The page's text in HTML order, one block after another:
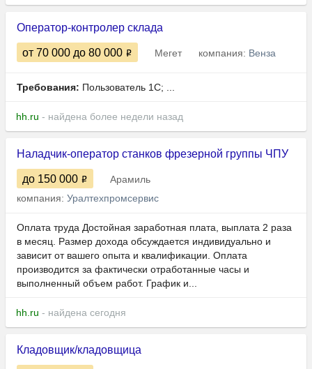
Оператор-контролер склада
от 70 000 до 80 000 Мегет компания: Венза
Требования: Пользователь 1С; ...
hh.ru - найдена более недели назад
Наладчик-оператор станков фрезерной группы ЧПУ
до 150 000
Арамиль
компания: Уралтехпромсервис
Оплата труда Достойная заработная плата, выплата 2 раза
в месяц. Размер дохода обсуждается индивидуально и
зависит от вашего опыта и квалификации. Оплата
производится за фактически отработанные часы и
выполненный объем работ. График и...
hh.ru - найдена сегодня
Кладовщик/кладовщица